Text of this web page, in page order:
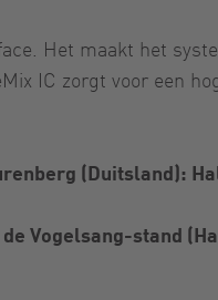
Het maakt het
IC zorgt voor een
(Duitsland):
Vogelsang-stand